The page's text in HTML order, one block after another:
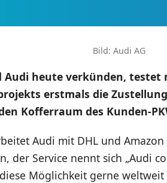
Bild: Audi AG
Audi heute verkünden, testet
erstmals die
Kofferraum des Kunden-
Audi mit DHL und
der Service nennt sich „Audi
Möglichkeit gerne